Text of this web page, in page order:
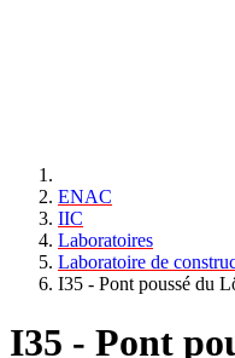
ENAC
IIC
Laboratoires
Laboratoire de
I35 - Pont poussé du
I35 - Pont